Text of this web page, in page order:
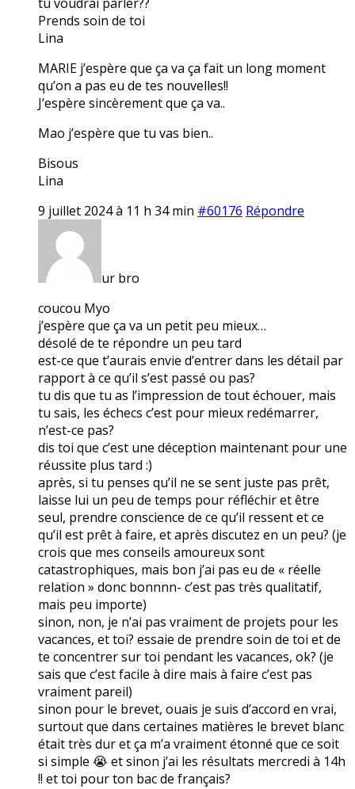
Prends soin de toi
Lina
MARIE j’espère que ça va ça fait un long moment
qu’on a pas eu de tes nouvelles!!
J’espère sincèrement que ça va..
Mao j’espère que tu vas bien..
Bisous
Lina
9 juillet 2024 à 11 h 34 min #60176 Répondre
ur bro
coucou Myo
j’espère que ça va un petit peu mieux…
désolé de te répondre un peu tard
est-ce que t’aurais envie d’entrer dans les détail par
rapport à ce qu’il s’est passé ou pas?
tu dis que tu as l’impression de tout échouer, mais
tu sais, les échecs c’est pour mieux redémarrer,
n’est-ce pas?
dis toi que c’est une déception maintenant pour une
réussite plus tard :)
après, si tu penses qu’il ne se sent juste pas prêt,
laisse lui un peu de temps pour réfléchir et être
seul, prendre conscience de ce qu’il ressent et ce
qu’il est prêt à faire, et après discutez en un peu? (je
crois que mes conseils amoureux sont
catastrophiques, mais bon j’ai pas eu de « réelle
relation » donc bonnnn- c’est pas très qualitatif,
mais peu importe)
sinon, non, je n’ai pas vraiment de projets pour les
vacances, et toi? essaie de prendre soin de toi et de
te concentrer sur toi pendant les vacances, ok? (je
sais que c’est facile à dire mais à faire c’est pas
vraiment pareil)
sinon pour le brevet, ouais je suis d’accord en vrai,
surtout que dans certaines matières le brevet blanc
était très dur et ça m’a vraiment étonné que ce soit
si simple 😭 et sinon j’ai les résultats mercredi à 14h
!! et toi pour ton bac de français?